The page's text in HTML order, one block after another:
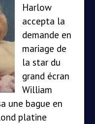
Harlow
accepta la
demande en
mariage de
la star du
grand écran
William
une bague en
platine